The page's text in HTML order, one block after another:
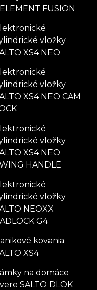
FUSION
vložky
XS4 NEO
vložky
XS4 NEO CAM
vložky
XS4 NEO
HANDLE
vložky
NEOXX
G4
kovania
XS4
na domáce
SALTO DLOK